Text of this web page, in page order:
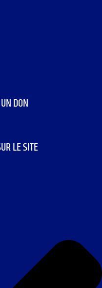
DON
LE SITE